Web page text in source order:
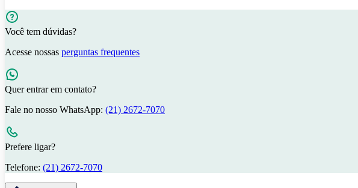
Você tem dúvidas?
Acesse nossas perguntas frequentes
Quer entrar em contato?
Fale no nosso WhatsApp: (21) 2672-7070
Prefere ligar?
Telefone: (21) 2672-7070